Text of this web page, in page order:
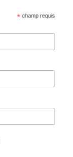
* champ requis